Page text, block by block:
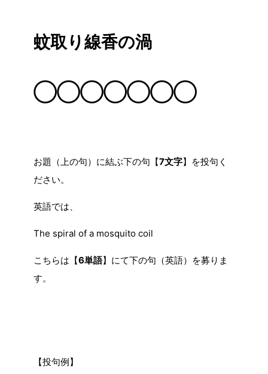
蚊取り線香の渦
◯◯◯◯◯◯◯
お題（上の句）に結ぶ下の句【7文字】を投句く
ださい。
英語では、
The spiral of a mosquito coil
こちらは【6単語】にて下の句（英語）を募りま
す。
【投句例】